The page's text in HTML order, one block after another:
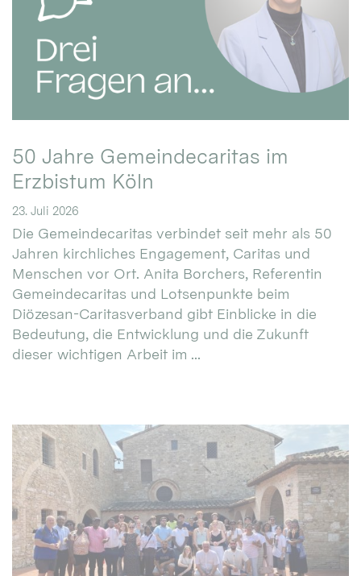
50 Jahre Gemeindecaritas im
Erzbistum Köln
23. Juli 2026
Die Gemeindecaritas verbindet seit mehr als 50
Jahren kirchliches Engagement, Caritas und
Menschen vor Ort. Anita Borchers, Referentin
Gemeindecaritas und Lotsenpunkte beim
Diözesan-Caritasverband gibt Einblicke in die
Bedeutung, die Entwicklung und die Zukunft
dieser wichtigen Arbeit im ...